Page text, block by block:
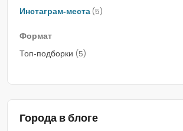
Инстаграм‑места (5)
Формат
Топ‑подборки (5)
Города в блоге